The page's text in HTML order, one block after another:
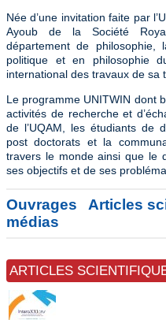
Née d’une invitation faite par
Ayoub de la Société
département de philosophie,
politique et en philosophie
international des travaux de sa
Le programme UNITWIN dont
activités de recherche et
de l’UQAM, les étudiants de
post doctorats et la
travers le monde ainsi que le
ses objectifs et de ses
Ouvrages Articles
médias
ARTICLES